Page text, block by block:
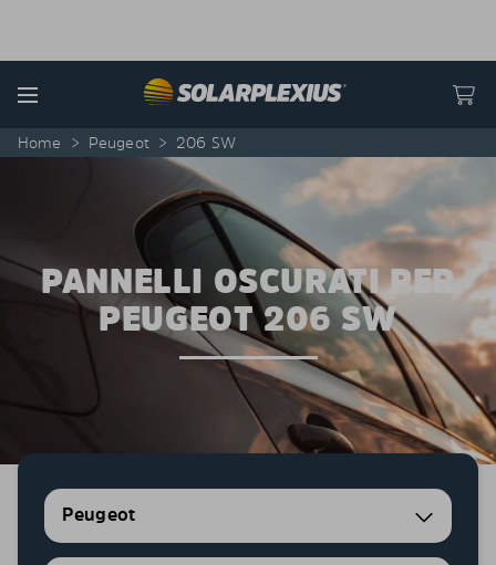
Menu
Home > Peugeot > 206 SW
PANNELLI OSCURATI PER
PEUGEOT 206 SW
Peugeot